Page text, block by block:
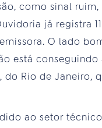
como sinal
já registra
O lado
está
Rio de Janeiro,
ao setor